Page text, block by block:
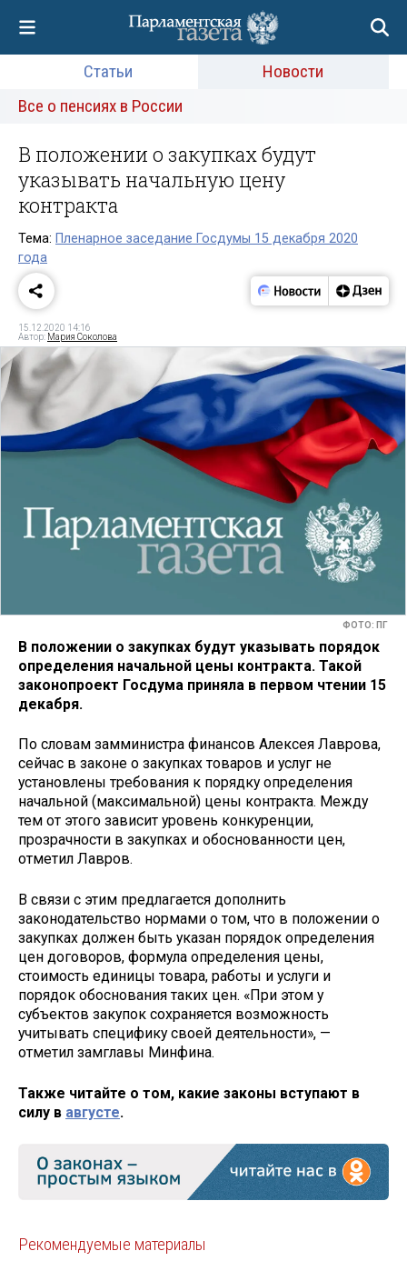
Статьи
Новости
Все о пенсиях в России
В положении о закупках будут
указывать начальную цену
контракта
Тема: Пленарное заседание Госдумы 15 декабря 2020
года
15.12.2020 14:16
Автор: Мария Соколова
ФОТО: ПГ
В положении о закупках будут указывать порядок
определения начальной цены контракта. Такой
законопроект Госдума приняла в первом чтении 15
декабря.
По словам замминистра финансов Алексея Лаврова,
сейчас в законе о закупках товаров и услуг не
установлены требования к порядку определения
начальной (максимальной) цены контракта. Между
тем от этого зависит уровень конкуренции,
прозрачности в закупках и обоснованности цен,
отметил Лавров.
В связи с этим предлагается дополнить
законодательство нормами о том, что в положении о
закупках должен быть указан порядок определения
цен договоров, формула определения цены,
стоимость единицы товара, работы и услуги и
порядок обоснования таких цен. «При этом у
субъектов закупок сохраняется возможность
учитывать специфику своей деятельности», —
отметил замглавы Минфина.
Также читайте о том, какие законы вступают в
силу в августе.
Рекомендуемые материалы